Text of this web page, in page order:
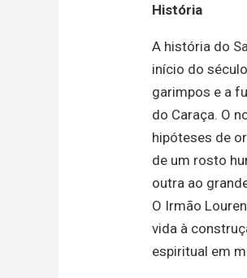
História
A história do
início do
garimpos e a
do Caraça. O
hipóteses de
de um rosto
outra ao
O Irmão
vida à
espiritual em